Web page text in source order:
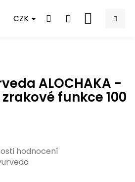
CZK
NÁKUPNÍ
ALOCHAKA -
funkce 100
hodnocení